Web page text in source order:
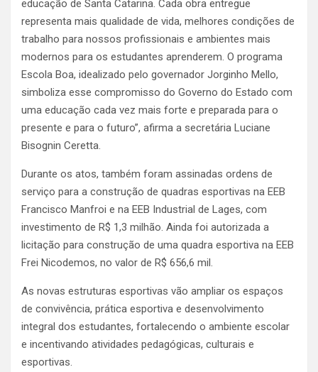
educação de Santa Catarina. Cada obra entregue
representa mais qualidade de vida, melhores condições de
trabalho para nossos profissionais e ambientes mais
modernos para os estudantes aprenderem. O programa
Escola Boa, idealizado pelo governador Jorginho Mello,
simboliza esse compromisso do Governo do Estado com
uma educação cada vez mais forte e preparada para o
presente e para o futuro”, afirma a secretária Luciane
Bisognin Ceretta.
Durante os atos, também foram assinadas ordens de
serviço para a construção de quadras esportivas na EEB
Francisco Manfroi e na EEB Industrial de Lages, com
investimento de R$ 1,3 milhão. Ainda foi autorizada a
licitação para construção de uma quadra esportiva na EEB
Frei Nicodemos, no valor de R$ 656,6 mil.
As novas estruturas esportivas vão ampliar os espaços
de convivência, prática esportiva e desenvolvimento
integral dos estudantes, fortalecendo o ambiente escolar
e incentivando atividades pedagógicas, culturais e
esportivas.